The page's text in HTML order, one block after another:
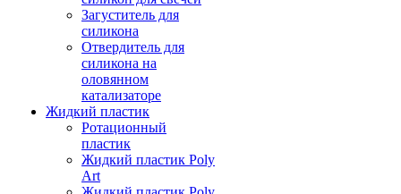
Загуститель для
силикона
Отвердитель для
силикона на
оловянном
катализаторе
Жидкий пластик
Ротационный
пластик
Жидкий пластик Poly
Art